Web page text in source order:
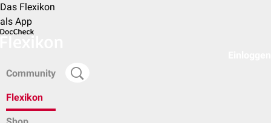
Das Flexikon
als App
Community
Flexikon